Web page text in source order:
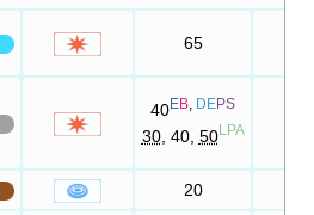
65
40EB DEPS
30, 40, 50LPA
20